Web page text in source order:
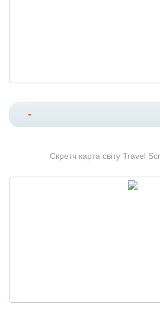
-
Скретч карта світу Travel